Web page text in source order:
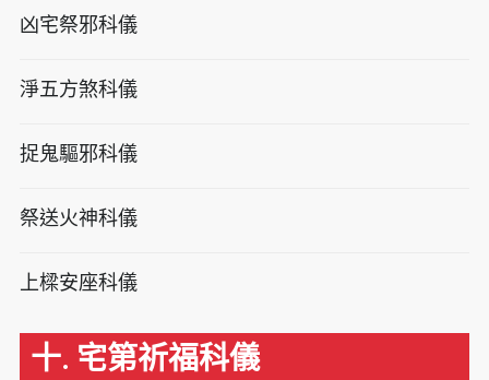
凶宅祭邪科儀
淨五方煞科儀
捉鬼驅邪科儀
祭送火神科儀
上樑安座科儀
十. 宅第祈福科儀